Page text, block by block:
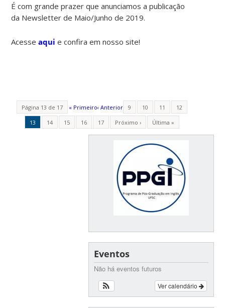
É com grande prazer que anunciamos a publicação
da Newsletter de Maio/Junho de 2019.
Acesseaqui e confira em nosso site!
Página 13 de 17 « Primeiro‹ Anterior 9 10 11
12
13
14 15 16 17 Próximo › Última »
Eventos
Não há eventos futuros
Ver calendário